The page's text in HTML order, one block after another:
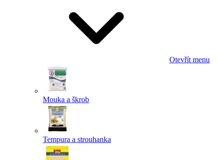
Otevřít menu
Mouka a škrob
Tempura a strouhanka
Powered by chaterimo